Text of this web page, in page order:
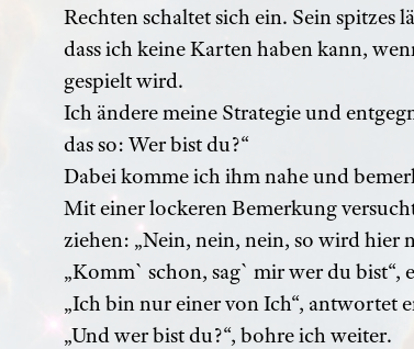
Rechten schaltet sich ein. Sein spitzes
dass ich keine Karten haben kann,
gespielt wird.
Ich ändere meine Strategie und
das so: Wer bist du?“
Dabei komme ich ihm nahe und
Mit einer lockeren Bemerkung
ziehen: „Nein, nein, nein, so wird hier
„Komm` schon, sag` mir wer du bist“,
„Ich bin nur einer von Ich“, antwortet
„Und wer bist du?“, bohre ich weiter.